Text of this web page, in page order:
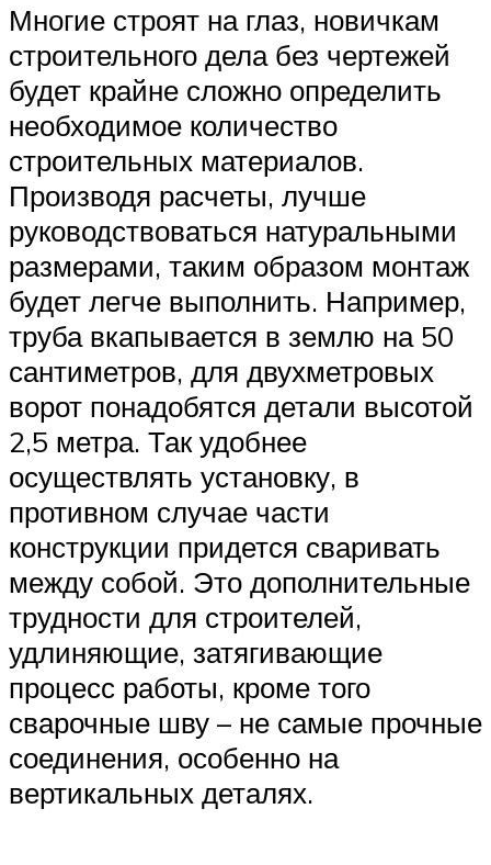
Многие строят на глаз, новичкам
строительного дела без чертежей
будет крайне сложно определить
необходимое количество
строительных материалов.
Производя расчеты, лучше
руководствоваться натуральными
размерами, таким образом монтаж
будет легче выполнить. Например,
труба вкапывается в землю на 50
сантиметров, для двухметровых
ворот понадобятся детали высотой
2,5 метра. Так удобнее
осуществлять установку, в
противном случае части
конструкции придется сваривать
между собой. Это дополнительные
трудности для строителей,
удлиняющие, затягивающие
процесс работы, кроме того
сварочные шву – не самые прочные
соединения, особенно на
вертикальных деталях.